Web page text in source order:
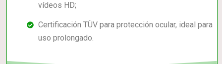
vídeos HD;
Certificación TÜV para protección ocular, ideal para
uso prolongado.